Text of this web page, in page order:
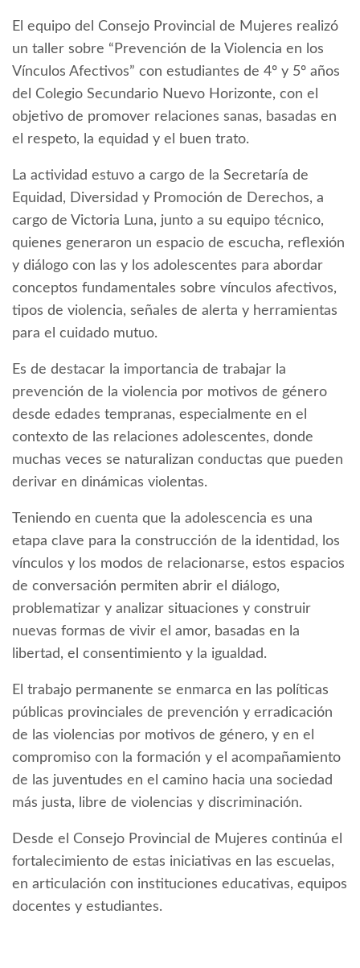
El equipo del Consejo Provincial de Mujeres realizó
un taller sobre “Prevención de la Violencia en los
Vínculos Afectivos” con estudiantes de 4º y 5º años
del Colegio Secundario Nuevo Horizonte, con el
objetivo de promover relaciones sanas, basadas en
el respeto, la equidad y el buen trato.
La actividad estuvo a cargo de la Secretaría de
Equidad, Diversidad y Promoción de Derechos, a
cargo de Victoria Luna, junto a su equipo técnico,
quienes generaron un espacio de escucha, reflexión
y diálogo con las y los adolescentes para abordar
conceptos fundamentales sobre vínculos afectivos,
tipos de violencia, señales de alerta y herramientas
para el cuidado mutuo.
Es de destacar la importancia de trabajar la
prevención de la violencia por motivos de género
desde edades tempranas, especialmente en el
contexto de las relaciones adolescentes, donde
muchas veces se naturalizan conductas que pueden
derivar en dinámicas violentas.
Teniendo en cuenta que la adolescencia es una
etapa clave para la construcción de la identidad, los
vínculos y los modos de relacionarse, estos espacios
de conversación permiten abrir el diálogo,
problematizar y analizar situaciones y construir
nuevas formas de vivir el amor, basadas en la
libertad, el consentimiento y la igualdad.
El trabajo permanente se enmarca en las políticas
públicas provinciales de prevención y erradicación
de las violencias por motivos de género, y en el
compromiso con la formación y el acompañamiento
de las juventudes en el camino hacia una sociedad
más justa, libre de violencias y discriminación.
Desde el Consejo Provincial de Mujeres continúa el
fortalecimiento de estas iniciativas en las escuelas,
en articulación con instituciones educativas, equipos
docentes y estudiantes.